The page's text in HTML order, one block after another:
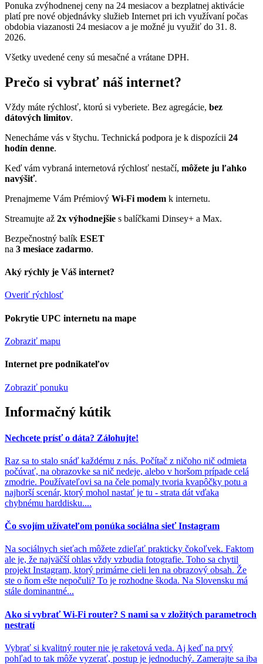
Ponuka zvýhodnenej ceny na 24 mesiacov a bezplatnej aktivácie
platípre nové objednávky služieb Internet pri ich využívaní počas
obdobia viazanosti 24 mesiacov a je možné ju využiť do 31. 8.
2026.
Všetky uvedené ceny sú mesačné a vrátane DPH.
Prečo si vybrať náš internet?
Vždy máte rýchlosť, ktorú si vyberiete. Bez agregácie, bez
dátových limitov.
Nenecháme vás v štychu. Technická podpora je k dispozícii 24
hodín denne.
Keď vám vybraná internetová rýchlosť nestačí, môžete ju ľahko
navýšiť.
Prenajmeme Vám Prémiový Wi-Fi modem k internetu.
Streamujte až 2x výhodnejšie s balíčkami Dinsey+ a Max.
Bezpečnostný balík ESET
na 3 mesiace zadarmo.
Aký rýchly je Váš internet?
Overiť rýchlosť
Pokrytie UPC internetu na mape
Zobraziť mapu
Internet pre podnikateľov
Zobraziť ponuku
Informačný kútik
Nechcete prísť o dáta? Zálohujte!
Raz sa to stalo snáď každému z nás. Počítač z ničoho nič odmieta
počúvať, na obrazovke sa nič nedeje, alebo v horšom prípade celá
zmodrie. Používateľovi sa na čele pomaly tvoria kvapôčky potu a
najhorší scenár, ktorý mohol nastať je tu - strata dát vďaka
chybnému harddisku....
Čo svojím užívateľom ponúka sociálna sieť Instagram
Na sociálnych sieťach môžete zdieľať prakticky čokoľvek. Faktom
ale je, že najväčší ohlas vždy vzbudia fotografie. Toho sa chytil
projekt Instagram, ktorý primárne cieli len na obrazový obsah. Že
ste o ňom ešte nepočuli? To je rozhodne škoda. Na Slovensku má
stále dominantné...
Ako si vybrať Wi-Fi router? S nami sa v zložitých parametroch
nestratí
Vybrať si kvalitný router nie je raketová veda. Aj keď na prvý
pohľad to tak môže vyzerať, postup je jednoduchý. Zamerajte sa iba